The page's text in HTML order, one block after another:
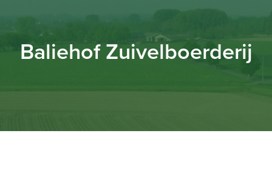
Baliehof Zuivelboerderij